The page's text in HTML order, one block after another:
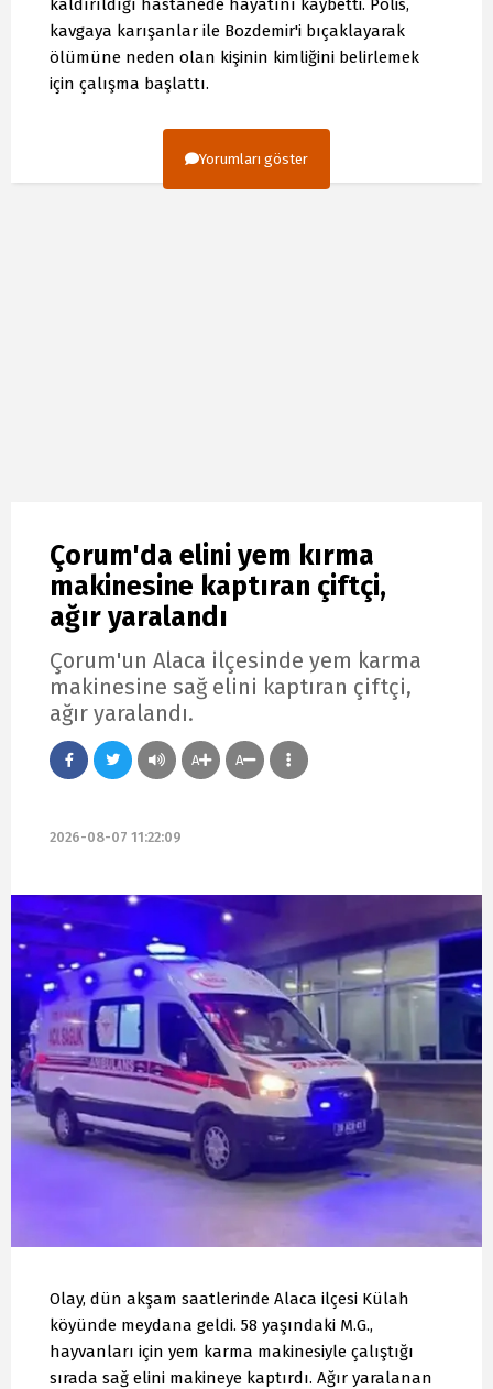
kaldırıldığı hastanede hayatını kaybetti. Polis,
kavgaya karışanlar ile Bozdemir'i bıçaklayarak
ölümüne neden olan kişinin kimliğini belirlemek
için çalışma başlattı.
Yorumları göster
Çorum'da elini yem kırma
makinesine kaptıran çiftçi,
ağır yaralandı
Çorum'un Alaca ilçesinde yem karma
makinesine sağ elini kaptıran çiftçi,
ağır yaralandı.
A A
2026-08-07 11:22:09
Olay, dün akşam saatlerinde Alaca ilçesi Külah
köyünde meydana geldi. 58 yaşındaki M.G.,
hayvanları için yem karma makinesiyle çalıştığı
sırada sağ elini makineye kaptırdı. Ağır yaralanan